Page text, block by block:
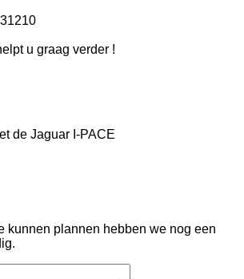
u graag verder !
de Jaguar I-PACE
kunnen plannen hebben we nog een